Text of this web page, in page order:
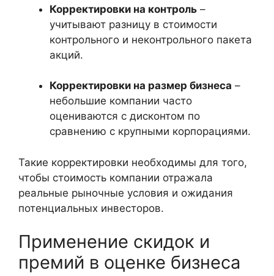
Корректировки на контроль –
учитывают разницу в стоимости
контрольного и неконтрольного пакета
акций.
Корректировки на размер бизнеса –
небольшие компании часто
оцениваются с дисконтом по
сравнению с крупными корпорациями.
Такие корректировки необходимы для того,
чтобы стоимость компании отражала
реальные рыночные условия и ожидания
потенциальных инвесторов.
Применение скидок и
премий в оценке бизнеса